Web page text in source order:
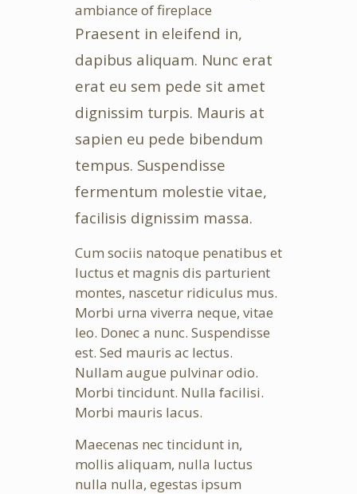
ambiance of fireplace
Praesent in eleifend in,
dapibus aliquam. Nunc erat
erat eu sem pede sit amet
dignissim turpis. Mauris at
sapien eu pede bibendum
tempus. Suspendisse
fermentum molestie vitae,
facilisis dignissim massa.
Cum sociis natoque penatibus et
luctus et magnis dis parturient
montes, nascetur ridiculus mus.
Morbi urna viverra neque, vitae
leo. Donec a nunc. Suspendisse
est. Sed mauris ac lectus.
Nullam augue pulvinar odio.
Morbi tincidunt. Nulla facilisi.
Morbi mauris lacus.
Maecenas nec tincidunt in,
mollis aliquam, nulla luctus
nulla nulla, egestas ipsum